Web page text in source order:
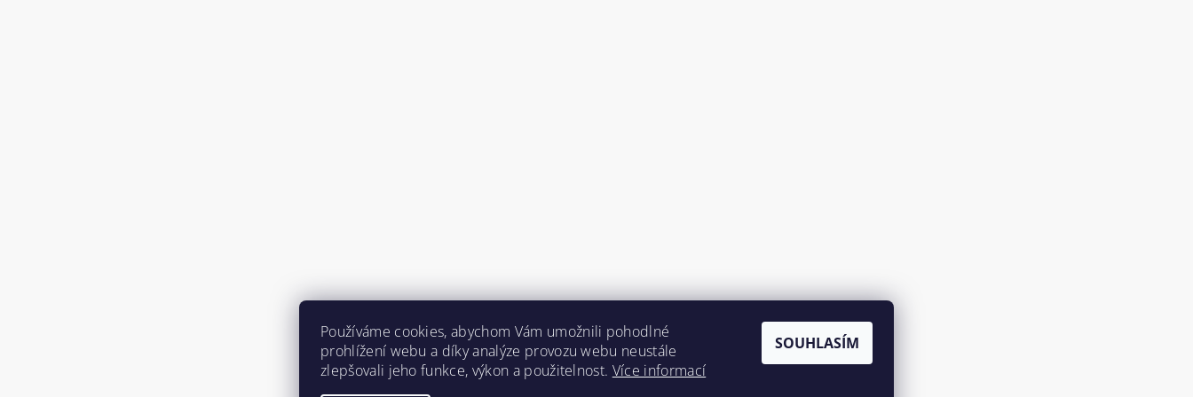
Používáme cookies, abychom Vám umožnili pohodlné
prohlížení webu a díky analýze provozu webu neustále
zlepšovali jeho funkce, výkon a použitelnost. Více informací
SOUHLASÍM